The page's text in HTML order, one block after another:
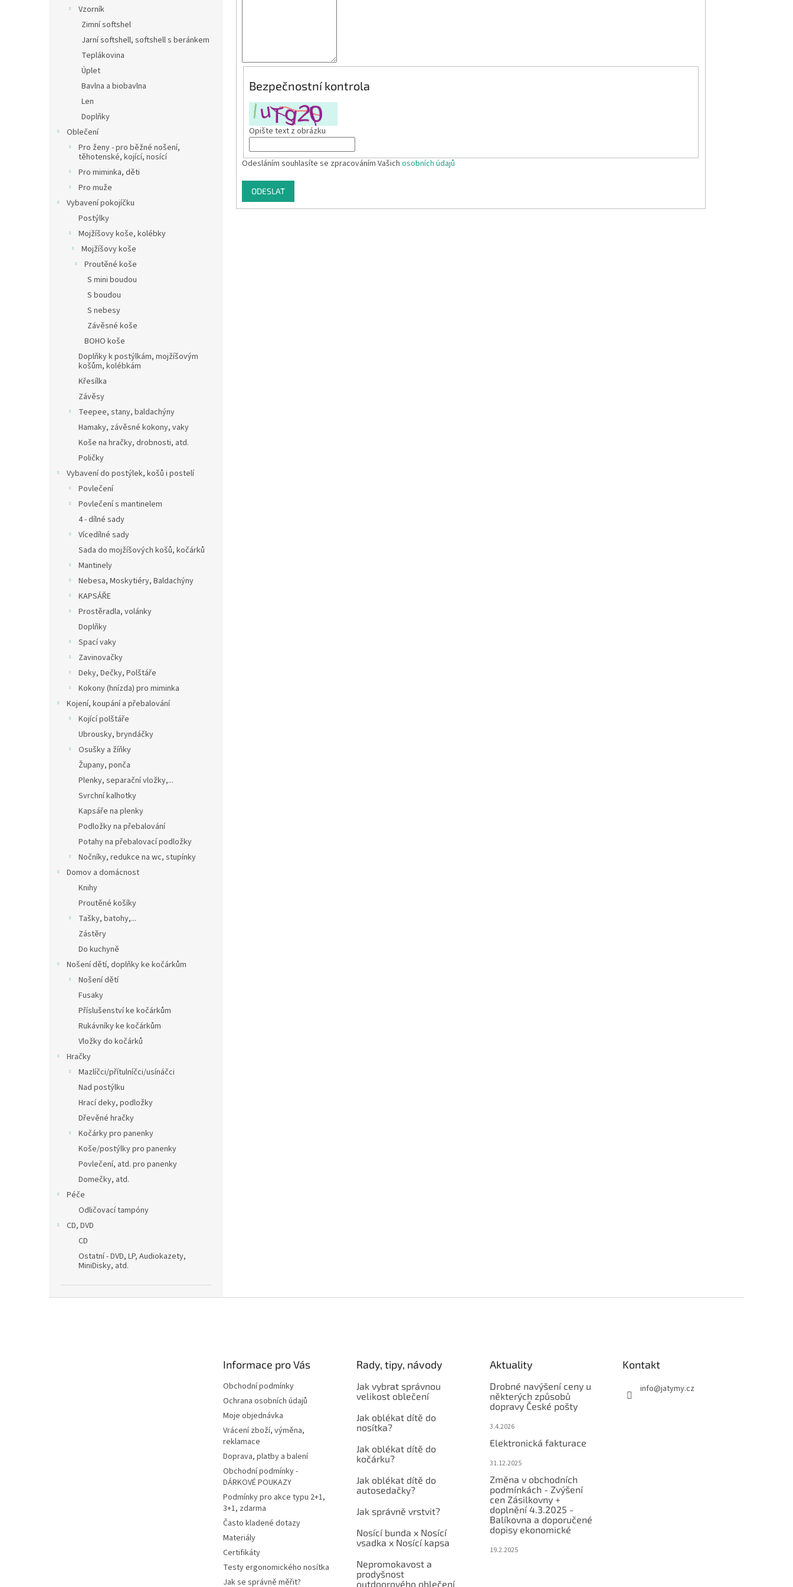
Vzorník
Zimní softshel
Jarní softshell, softshell s beránkem
Teplákovina
Úplet
Bavlna a biobavlna
Len
Doplňky
Oblečení
Pro ženy - pro běžné nošení,
těhotenské, kojící, nosící
Pro miminka, děti
Pro muže
Vybavení pokojíčku
Postýlky
Mojžíšovy koše, kolébky
Mojžíšovy koše
Proutěné koše
S mini boudou
S boudou
S nebesy
Závěsné koše
BOHO koše
Doplňky k postýlkám, mojžíšovým
košům, kolébkám
Křesílka
Závěsy
Teepee, stany, baldachýny
Hamaky, závěsné kokony, vaky
Koše na hračky, drobnosti, atd.
Poličky
Vybavení do postýlek, košů i postelí
Povlečení
Povlečení s mantinelem
4 - dílné sady
Vícedílné sady
Sada do mojžíšových košů, kočárků
Mantinely
Nebesa, Moskytiéry, Baldachýny
KAPSÁŘE
Prostěradla, volánky
Doplňky
Spací vaky
Zavinovačky
Deky, Dečky, Polštáře
Kokony (hnízda) pro miminka
Kojení, koupání a přebalování
Kojící polštáře
Ubrousky, bryndáčky
Osušky a žíňky
Župany, ponča
Plenky, separační vložky,...
Svrchní kalhotky
Kapsáře na plenky
Podložky na přebalování
Potahy na přebalovací podložky
Nočníky, redukce na wc, stupínky
Domov a domácnost
Knihy
Proutěné košíky
Tašky, batohy,...
Zástěry
Do kuchyně
Nošení dětí, doplňky ke kočárkům
Nošení dětí
Fusaky
Příslušenství ke kočárkům
Rukávníky ke kočárkům
Vložky do kočárků
Hračky
Mazlíčci/přítulníčci/usínáčci
Nad postýlku
Hrací deky, podložky
Dřevěné hračky
Kočárky pro panenky
Koše/postýlky pro panenky
Povlečení, atd. pro panenky
Domečky, atd.
Péče
Odličovací tampóny
CD, DVD
CD
Ostatní - DVD, LP, Audiokazety,
MiniDisky, atd.
Bezpečnostní kontrola
Opište text z obrázku
Odesláním souhlasíte se zpracováním Vašich osobních údajů
ODESLAT
Informace pro Vás
Obchodní podmínky
Ochrana osobních údajů
Moje objednávka
Vrácení zboží, výměna,
reklamace
Doprava, platby a balení
Obchodní podmínky -
DÁRKOVÉ POUKAZY
Podmínky pro akce typu 2+1,
3+1, zdarma
Často kladené dotazy
Materiály
Certifikáty
Testy ergonomického nosítka
Jak se správně měřit?
Rady, tipy, návody
Jak vybrat správnou
velikost oblečení
Jak oblékat dítě do
nosítka?
Jak oblékat dítě do
kočárku?
Jak oblékat dítě do
autosedačky?
Jak správně vrstvit?
Nosící bunda x Nosící
vsadka x Nosící kapsa
Nepromokavost a
prodyšnost
outdoorového oblečení
Aktuality
Drobné navýšení ceny u
některých způsobů
dopravy České pošty
3.4.2026
Elektronická fakturace
31.12.2025
Změna v obchodních
podmínkách - Zvýšení
cen Zásilkovny +
doplnění 4.3.2025 -
Balíkovna a doporučené
dopisy ekonomické
19.2.2025
Kontakt
info@jatymy.cz